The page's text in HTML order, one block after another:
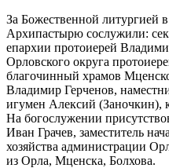
За Божественной литургией
Архипастырю сослужили:
епархии протоиерей
Орловского округа
благочинный храмов
Владимир Герченов,
игумен Алексий (Заночкин),
На богослужении
Иван Грачев, заместитель
хозяйства администрации
из Орла, Мценска, Болхова.